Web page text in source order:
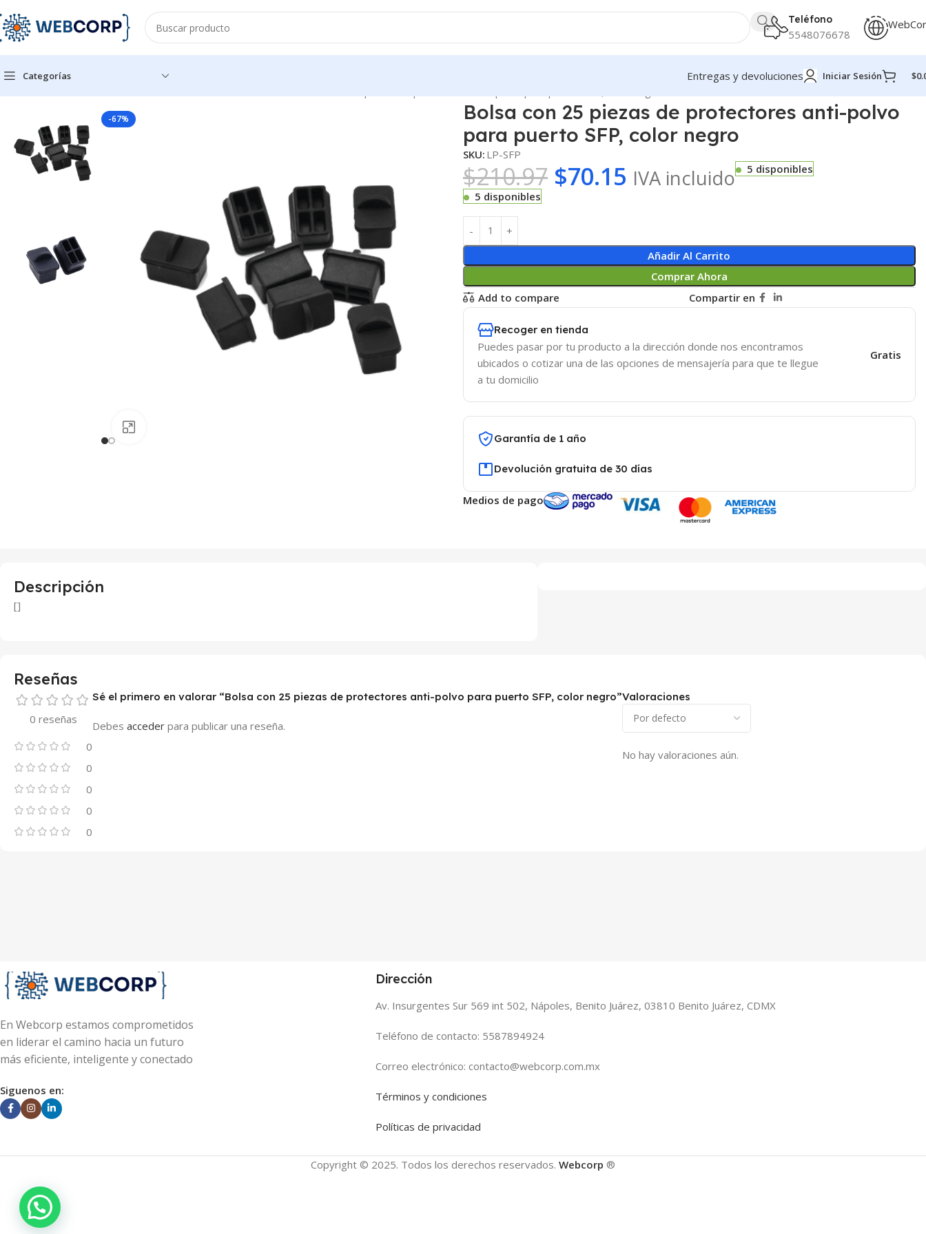
Teléfono
5548076678
Categorías Entregas y devoluciones Iniciar Sesión $
-67%
Bolsa con 25 piezas de protectores anti-polvo
para puerto SFP, color negro
SKU: LP-SFP
$210.97 $70.15 IVA incluido
5 disponibles
5 disponibles
Añadir Al Carrito
Comprar Ahora
Add to compare
Compartir en
Recoger en tienda
Puedes pasar por tu producto a la dirección donde nos encontramos
ubicados o cotizar una de las opciones de mensajería para que te llegue
a tu domicilio
Gratis
Garantía de 1 año
Devolución gratuita de 30 días
Medios de pago
Descripción
[]
Reseñas
0 reseñas
0
0
0
0
0
Valoraciones
No hay valoraciones aún.
Sé el primero en valorar “Bolsa con 25 piezas de protectores anti-polvo para puerto SFP, color negro”
Debes acceder para publicar una reseña.
En Webcorp estamos comprometidos
en liderar el camino hacia un futuro
más eficiente, inteligente y conectado
Siguenos en:
Dirección
Av. Insurgentes Sur 569 int 502, Nápoles, Benito Juárez, 03810 Benito Juárez, CDMX
Teléfono de contacto: 5587894924
Correo electrónico: contacto@webcorp.com.mx
Términos y condiciones
Políticas de privacidad
Copyright © 2025. Todos los derechos reservados. Webcorp ®